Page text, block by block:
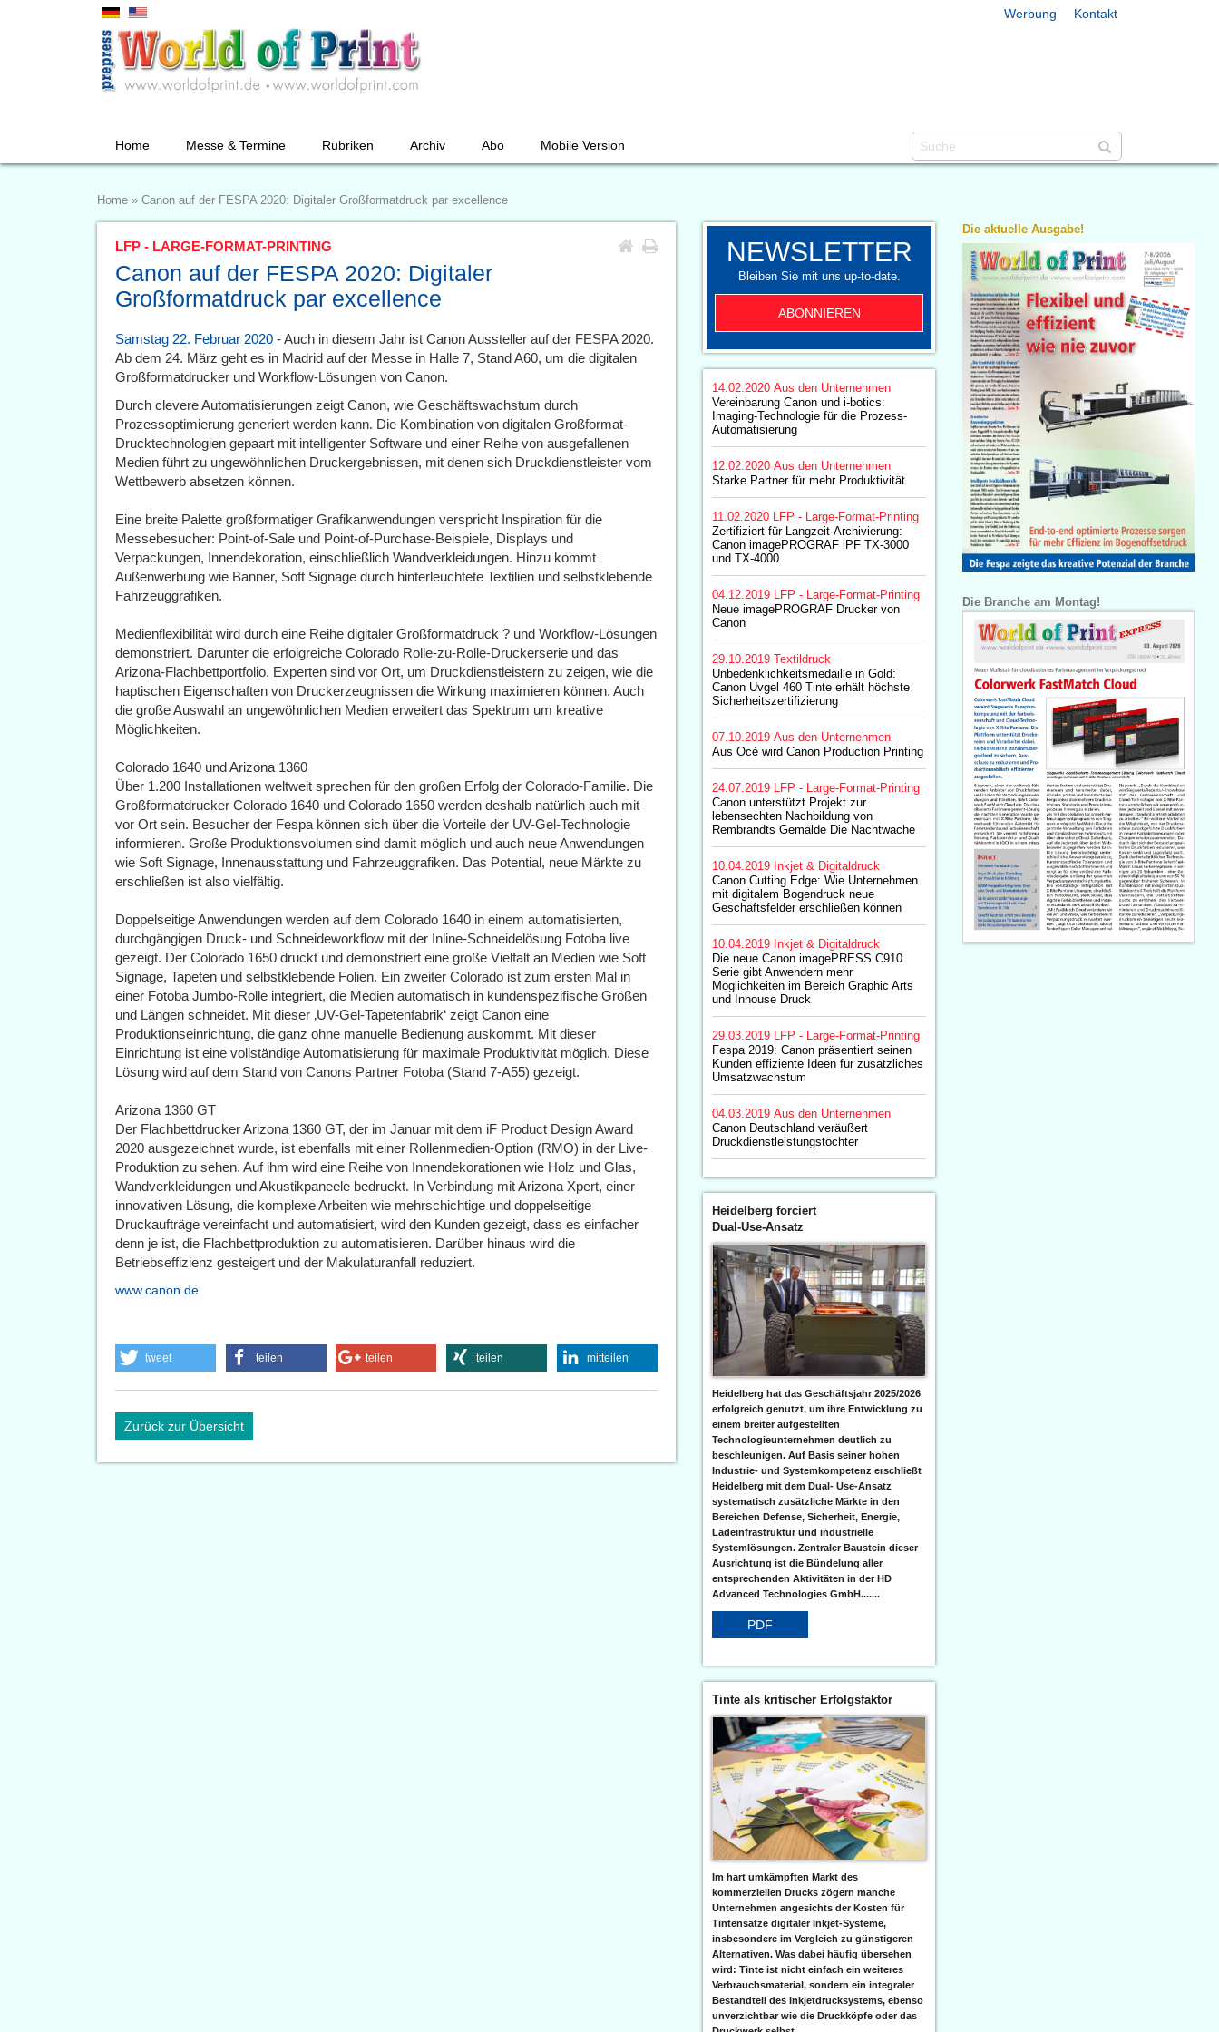
Werbung Kontakt
Home Messe & Termine Rubriken Archiv Abo Mobile Version
Home » Canon auf der FESPA 2020: Digitaler Großformatdruck par excellence
LFP - LARGE-FORMAT-PRINTING
Canon auf der FESPA 2020: Digitaler
Großformatdruck par excellence
Samstag 22. Februar 2020 - Auch in diesem Jahr ist Canon Aussteller auf der FESPA 2020.
Ab dem 24. März geht es in Madrid auf der Messe in Halle 7, Stand A60, um die digitalen
Großformatdrucker und Workflow-Lösungen von Canon.
Durch clevere Automatisierungen zeigt Canon, wie Geschäftswachstum durch
Prozessoptimierung generiert werden kann. Die Kombination von digitalen Großformat-
Drucktechnologien gepaart mit intelligenter Software und einer Reihe von ausgefallenen
Medien führt zu ungewöhnlichen Druckergebnissen, mit denen sich Druckdienstleister vom
Wettbewerb absetzen können.
Eine breite Palette großformatiger Grafikanwendungen verspricht Inspiration für die
Messebesucher: Point-of-Sale und Point-of-Purchase-Beispiele, Displays und
Verpackungen, Innendekoration, einschließlich Wandverkleidungen. Hinzu kommt
Außenwerbung wie Banner, Soft Signage durch hinterleuchtete Textilien und selbstklebende
Fahrzeuggrafiken.
Medienflexibilität wird durch eine Reihe digitaler Großformatdruck ? und Workflow-Lösungen
demonstriert. Darunter die erfolgreiche Colorado Rolle-zu-Rolle-Druckerserie und das
Arizona-Flachbettportfolio. Experten sind vor Ort, um Druckdienstleistern zu zeigen, wie die
haptischen Eigenschaften von Druckerzeugnissen die Wirkung maximieren können. Auch
die große Auswahl an ungewöhnlichen Medien erweitert das Spektrum um kreative
Möglichkeiten.
Colorado 1640 und Arizona 1360
Über 1.200 Installationen weltweit sprechen für den großen Erfolg der Colorado-Familie. Die
Großformatdrucker Colorado 1640 und Colorado 1650 werden deshalb natürlich auch mit
vor Ort sein. Besucher der Fespa können sich über die Vorteile der UV-Gel-Technologie
informieren. Große Produktionsvolumen sind damit möglich und auch neue Anwendungen
wie Soft Signage, Innenausstattung und Fahrzeuggrafiken. Das Potential, neue Märkte zu
erschließen ist also vielfältig.
Doppelseitige Anwendungen werden auf dem Colorado 1640 in einem automatisierten,
durchgängigen Druck- und Schneideworkflow mit der Inline-Schneidelösung Fotoba live
gezeigt. Der Colorado 1650 druckt und demonstriert eine große Vielfalt an Medien wie Soft
Signage, Tapeten und selbstklebende Folien. Ein zweiter Colorado ist zum ersten Mal in
einer Fotoba Jumbo-Rolle integriert, die Medien automatisch in kundenspezifische Größen
und Längen schneidet. Mit dieser ‚UV-Gel-Tapetenfabrik‘ zeigt Canon eine
Produktionseinrichtung, die ganz ohne manuelle Bedienung auskommt. Mit dieser
Einrichtung ist eine vollständige Automatisierung für maximale Produktivität möglich. Diese
Lösung wird auf dem Stand von Canons Partner Fotoba (Stand 7-A55) gezeigt.
Arizona 1360 GT
Der Flachbettdrucker Arizona 1360 GT, der im Januar mit dem iF Product Design Award
2020 ausgezeichnet wurde, ist ebenfalls mit einer Rollenmedien-Option (RMO) in der Live-
Produktion zu sehen. Auf ihm wird eine Reihe von Innendekorationen wie Holz und Glas,
Wandverkleidungen und Akustikpaneele bedruckt. In Verbindung mit Arizona Xpert, einer
innovativen Lösung, die komplexe Arbeiten wie mehrschichtige und doppelseitige
Druckaufträge vereinfacht und automatisiert, wird den Kunden gezeigt, dass es einfacher
denn je ist, die Flachbettproduktion zu automatisieren. Darüber hinaus wird die
Betriebseffizienz gesteigert und der Makulaturanfall reduziert.
www.canon.de
tweet teilen teilen teilen mitteilen
Zurück zur Übersicht
NEWSLETTER
Bleiben Sie mit uns up-to-date.
ABONNIEREN
14.02.2020 Aus den Unternehmen
Vereinbarung Canon und i-botics:
Imaging-Technologie für die Prozess-
Automatisierung
12.02.2020 Aus den Unternehmen
Starke Partner für mehr Produktivität
11.02.2020
LFP - Large-Format-Printing
Zertifiziert für Langzeit-Archivierung:
Canon imagePROGRAF iPF TX-3000
und TX-4000
04.12.2019
LFP - Large-Format-Printing
Neue imagePROGRAF Drucker von
Canon
29.10.2019 Textildruck
Unbedenklichkeitsmedaille in Gold:
Canon Uvgel 460 Tinte erhält höchste
Sicherheitszertifizierung
07.10.2019 Aus den Unternehmen
Aus Océ wird Canon Production Printing
24.07.2019
LFP - Large-Format-Printing
Canon unterstützt Projekt zur
lebensechten Nachbildung von
Rembrandts Gemälde Die Nachtwache
10.04.2019 Inkjet & Digitaldruck
Canon Cutting Edge: Wie Unternehmen
mit digitalem Bogendruck neue
Geschäftsfelder erschließen können
10.04.2019 Inkjet & Digitaldruck
Die neue Canon imagePRESS C910
Serie gibt Anwendern mehr
Möglichkeiten im Bereich Graphic Arts
und Inhouse Druck
29.03.2019
LFP - Large-Format-Printing
Fespa 2019: Canon präsentiert seinen
Kunden effiziente Ideen für zusätzliches
Umsatzwachstum
04.03.2019 Aus den Unternehmen
Canon Deutschland veräußert
Druckdienstleistungstöchter
Heidelberg forciert
Dual-Use-Ansatz
Heidelberg hat das Geschäftsjahr 2025/2026
erfolgreich genutzt, um ihre Entwicklung zu
einem breiter aufgestellten
Technologieunternehmen deutlich zu
beschleunigen. Auf Basis seiner hohen
Industrie- und Systemkompetenz erschließt
Heidelberg mit dem Dual- Use-Ansatz
systematisch zusätzliche Märkte in den
Bereichen Defense, Sicherheit, Energie,
Ladeinfrastruktur und industrielle
Systemlösungen. Zentraler Baustein dieser
Ausrichtung ist die Bündelung aller
entsprechenden Aktivitäten in der HD
Advanced Technologies GmbH.......
PDF
Tinte als kritischer Erfolgsfaktor
Im hart umkämpften Markt des
kommerziellen Drucks zögern manche
Unternehmen angesichts der Kosten für
Tintensätze digitaler Inkjet-Systeme,
insbesondere im Vergleich zu günstigeren
Alternativen. Was dabei häufig übersehen
wird: Tinte ist nicht einfach ein weiteres
Verbrauchsmaterial, sondern ein integraler
Bestandteil des Inkjetdrucksystems, ebenso
unverzichtbar wie die Druckköpfe oder das
Die aktuelle Ausgabe!
Die Branche am Montag!